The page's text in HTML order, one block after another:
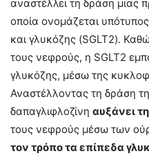
αναστέλλει τη δράση μιας
οποία ονομάζεται
και γλυκόζης (SGLT2).
τους νεφρούς, η SGLT2
γλυκόζης, μέσω της
Αναστέλλοντας τη δράση
δαπαγλιφλοζίνη αυξάνει
τους νεφρούς μέσω των
τον τρόπο τα επίπεδα